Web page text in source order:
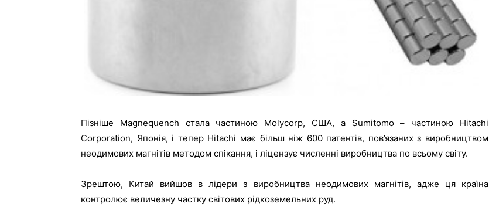
Пізніше Magnequench стала частиною Molycorp, США, а Sumitomo – частиною Hitachi
Corporation, Японія, і тепер Hitachi має більш ніж 600 патентів, пов’язаних з виробництвом
неодимових магнітів методом спікання, і ліцензує численні виробництва по всьому світу.
Зрештою, Китай вийшов в лідери з виробництва неодимових магнітів, адже ця країна
контролює величезну частку світових рідкоземельних руд.